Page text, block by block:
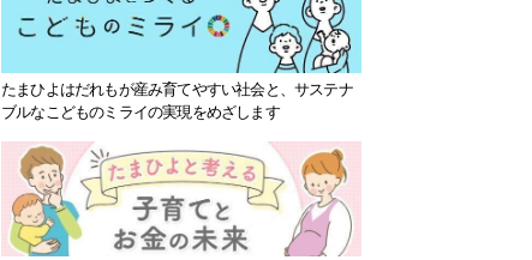
たまひよはだれもが産み育てやすい社会と、サステナ
ブルなこどものミライの実現をめざします